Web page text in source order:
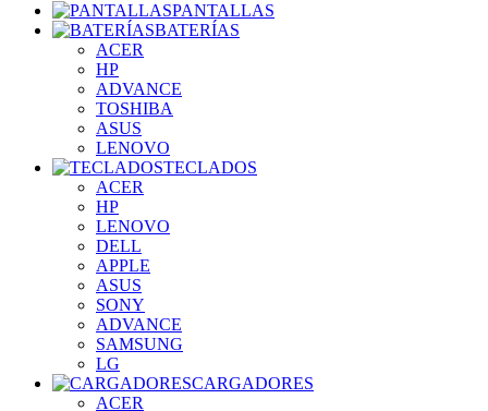
PANTALLAS
BATERÍAS
ACER
HP
ADVANCE
TOSHIBA
ASUS
LENOVO
TECLADOS
ACER
HP
LENOVO
DELL
APPLE
ASUS
SONY
ADVANCE
SAMSUNG
LG
CARGADORES
ACER